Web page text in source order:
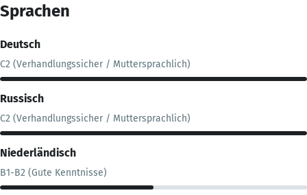
Sprachen
Deutsch
C2 (Verhandlungssicher / Muttersprachlich)
Russisch
C2 (Verhandlungssicher / Muttersprachlich)
Niederländisch
B1-B2 (Gute Kenntnisse)